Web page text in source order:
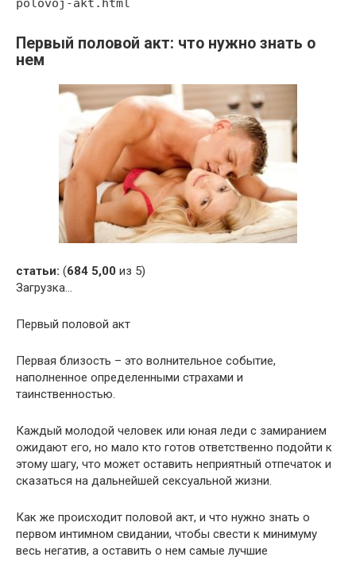
polovoj-akt.html
Первый половой акт: что нужно знать о
нем
статьи: (684 5,00 из 5)
Загрузка…
Первый половой акт
Первая близость – это волнительное событие,
наполненное определенными страхами и
таинственностью.
Каждый молодой человек или юная леди с замиранием
ожидают его, но мало кто готов ответственно подойти к
этому шагу, что может оставить неприятный отпечаток и
сказаться на дальнейшей сексуальной жизни.
Как же происходит половой акт, и что нужно знать о
первом интимном свидании, чтобы свести к минимуму
весь негатив, а оставить о нем самые лучшие